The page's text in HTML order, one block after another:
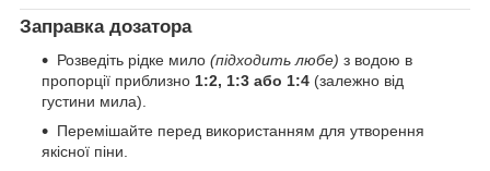
Заправка дозатора
Розведіть рідке мило (підходить любе) з водою в
пропорції приблизно 1:2, 1:3 або 1:4 (залежно від
густини мила).
Перемішайте перед використанням для утворення
якісної піни.